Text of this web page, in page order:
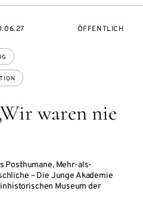
waren nie
Posthumane, Mehr-als-
– Die Junge Akademie
Museum der
ÖFFENTLICH